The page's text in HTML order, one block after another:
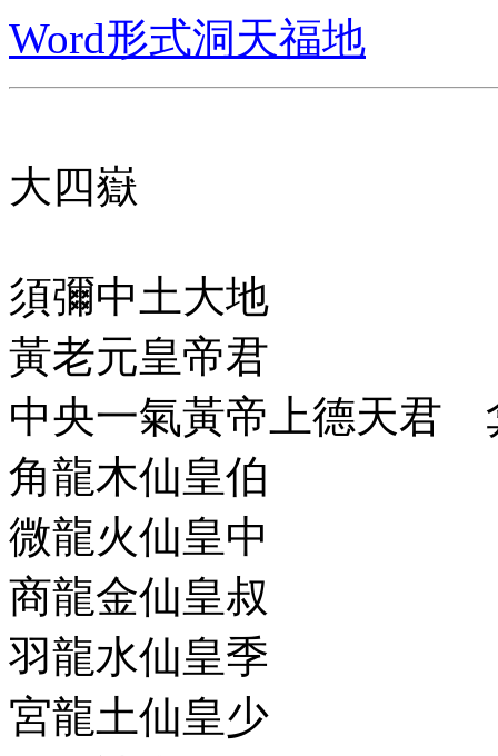
Word形式洞天福地
大四嶽
須彌中土大地
黃老元皇帝君
中央一氣黃帝上德天君
角龍木仙皇伯
微龍火仙皇中
商龍金仙皇叔
羽龍水仙皇季
宮龍土仙皇少